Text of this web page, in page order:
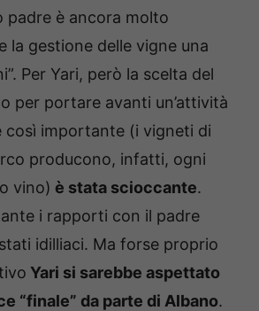
padre è ancora molto
la gestione delle vigne una
Per Yari, però la scelta del
per portare avanti un’attività
così importante (i vigneti di
producono, infatti, ogni
vino) è stata scioccante.
i rapporti con il padre
idilliaci. Ma forse proprio
Yari si sarebbe aspettato
“finale” da parte di Albano.